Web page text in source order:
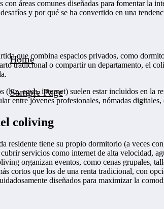
Home
Sample Page
áreas comunes diseñadas para fomentar
y por qué se ha convertido en una
que combina espacios privados, como
tradicional o compartir un departamento, el
agua, internet) suelen estar incluidos en la
entre jóvenes profesionales, nómadas
coliving
residente tiene su propio dormitorio (a veces
servicios como internet de alta velocidad,
organizan eventos, como cenas grupales,
cortos que los de una renta tradicional, con
diseñados para maximizar la